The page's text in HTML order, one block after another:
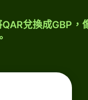
兌換成GBP，